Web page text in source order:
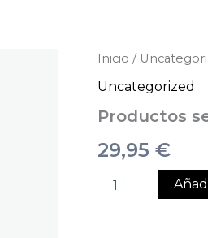
Inicio /
Uncategorized
Productos
29,95 €
Productos
cantidad